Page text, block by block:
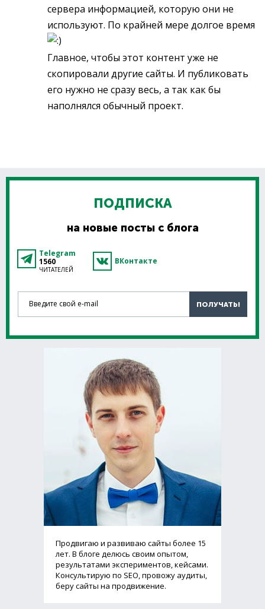
сервера информацией, которую они не
используют. По крайней мере долгое время
Главное, чтобы этот контент уже не
скопировали другие сайты. И публиковать
его нужно не сразу весь, а так как бы
наполнялся обычный проект.
ПОДПИСКА
на новые посты с блога
Telegram
1560
ЧИТАТЕЛЕЙ
ВКонтакте
ПОЛУЧАТЬ!
Продвигаю и развиваю сайты более 15
лет. В блоге делюсь своим опытом,
результатами экспериментов, кейсами.
Консультирую по SEO, провожу аудиты,
беру сайты на продвижение.